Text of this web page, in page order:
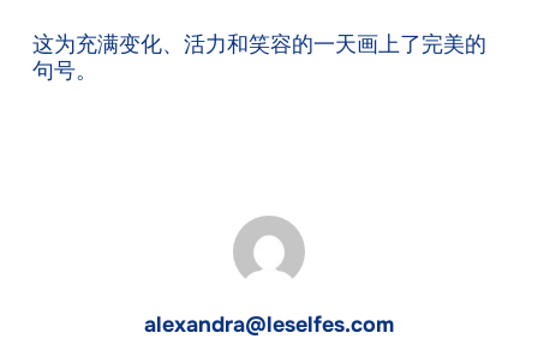
这为充满变化、活力和笑容的一天画上了完美的
句号。
alexandra@leselfes.com